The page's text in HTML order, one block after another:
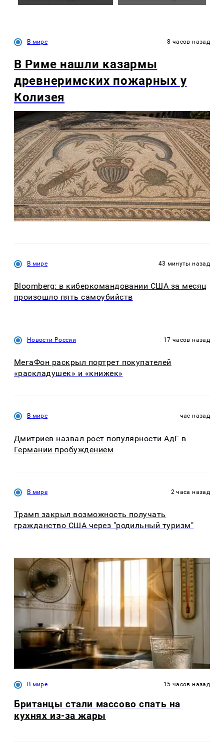
В мире 8 часов назад
В Риме нашли казармы
древнеримских пожарных у
Колизея
В мире 43 минуты назад
Bloomberg: в киберкомандовании США за месяц
произошло пять самоубийств
Новости России 17 часов назад
МегаФон раскрыл портрет покупателей
«раскладушек» и «книжек»
В мире час назад
Дмитриев назвал рост популярности АдГ в
Германии пробуждением
В мире 2 часа назад
Трамп закрыл возможность получать
гражданство США через "родильный туризм"
В мире 15 часов назад
Британцы стали массово спать на
кухнях из-за жары